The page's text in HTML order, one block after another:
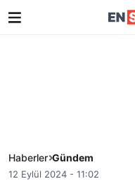
Haberler Gündem
12 Eylül 2024 - 11:02